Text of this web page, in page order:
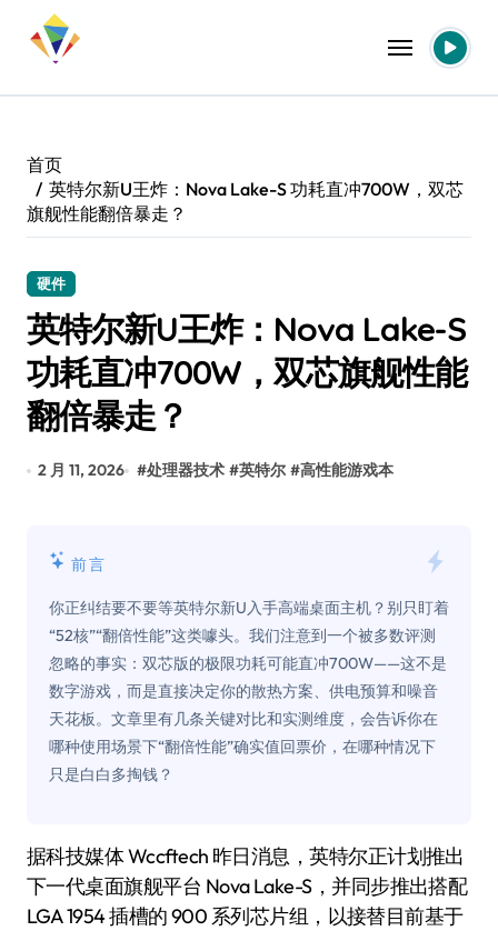
首页
英特尔新U王炸：Nova Lake-S 功耗直冲700W，双芯
旗舰性能翻倍暴走？
硬件
英特尔新U王炸：Nova Lake-S
功耗直冲700W，双芯旗舰性能
翻倍暴走？
2 月 11, 2026 #处理器技术 #英特尔 #高性能游戏本
前言
你正纠结要不要等英特尔新U入手高端桌面主机？别只盯着
“52核”“翻倍性能”这类噱头。我们注意到一个被多数评测
忽略的事实：双芯版的极限功耗可能直冲700W——这不是
数字游戏，而是直接决定你的散热方案、供电预算和噪音
天花板。文章里有几条关键对比和实测维度，会告诉你在
哪种使用场景下“翻倍性能”确实值回票价，在哪种情况下
只是白白多掏钱？
据科技媒体 Wccftech 昨日消息，英特尔正计划推出
下一代桌面旗舰平台 Nova Lake-S，并同步推出搭配
LGA 1954 插槽的 900 系列芯片组，以接替目前基于